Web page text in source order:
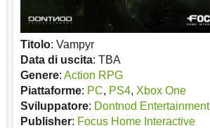
Titolo: Vampyr
Data di uscita: TBA
Genere: Action RPG
Piattaforme: PC, PS4, Xbox One
Sviluppatore: Dontnod Entertainment
Publisher: Focus Home Interactive